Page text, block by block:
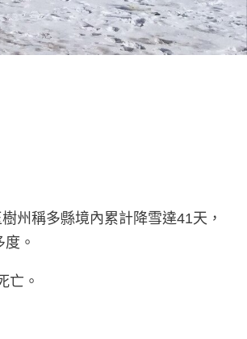
州稱多縣境內累計降雪達41天，
。
亡。